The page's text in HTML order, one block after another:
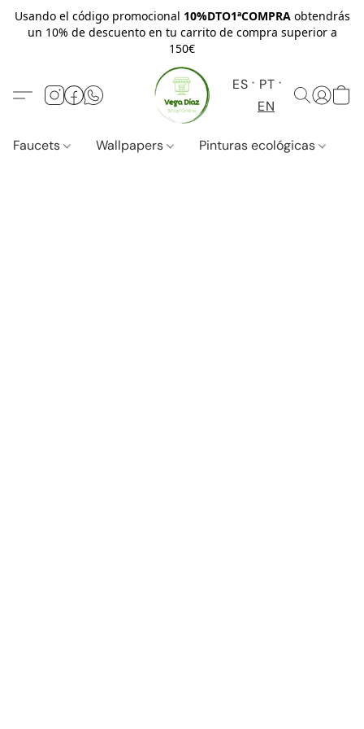
Usando el código promocional 10%DTO1ªCOMPRAobtendrás
un 10% de descuento en tu carrito de compra superior a
150€
ES
PT
EN
Faucets Wallpapers Pinturas ecológicas